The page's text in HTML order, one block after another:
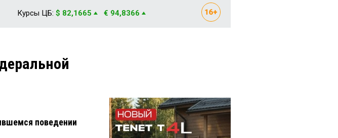
Курсы ЦБ: $ 82,1665 € 94,8366
поведении